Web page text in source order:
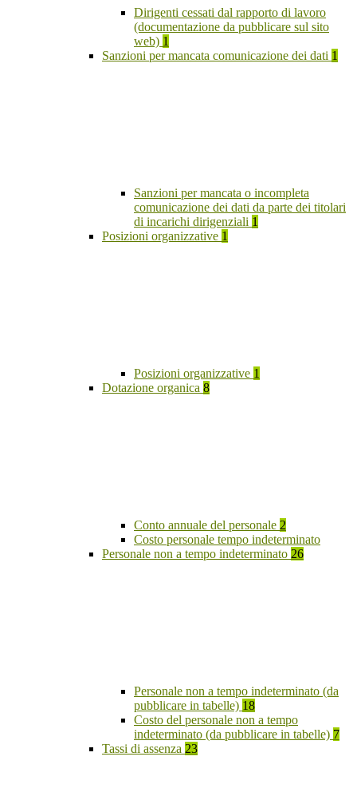
Dirigenti cessati dal rapporto di lavoro
(documentazione da pubblicare sul sito
web) 1
Sanzioni per mancata comunicazione dei dati 1
Sanzioni per mancata o incompleta
comunicazione dei dati da parte dei titolari
di incarichi dirigenziali 1
Posizioni organizzative 1
Posizioni organizzative 1
Dotazione organica 8
Conto annuale del personale 2
Costo personale tempo indeterminato
Personale non a tempo indeterminato 26
Personale non a tempo indeterminato (da
pubblicare in tabelle) 18
Costo del personale non a tempo
indeterminato (da pubblicare in tabelle) 7
Tassi di assenza 23